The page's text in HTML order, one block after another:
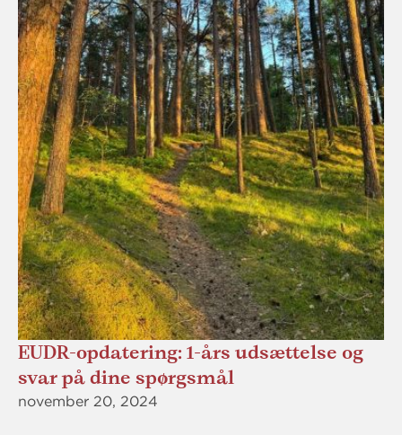
EUDR-opdatering: 1-års udsættelse og
svar på dine spørgsmål
november 20, 2024